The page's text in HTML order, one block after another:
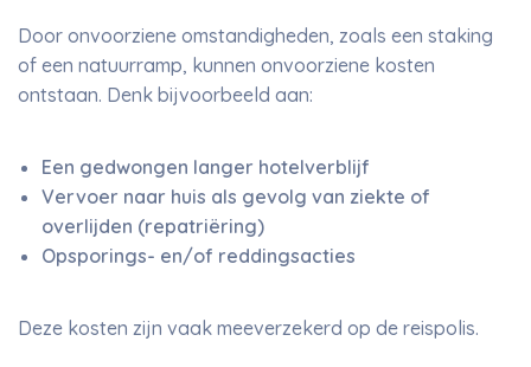
Door onvoorziene omstandigheden, zoals een staking
of een natuurramp, kunnen onvoorziene kosten
ontstaan. Denk bijvoorbeeld aan:
Een gedwongen langer hotelverblijf
Vervoer naar huis als gevolg van ziekte of
overlijden (repatriëring)
Opsporings- en/of reddingsacties
Deze kosten zijn vaak meeverzekerd op de reispolis.